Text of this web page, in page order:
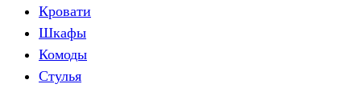
Кровати
Шкафы
Комоды
Стулья